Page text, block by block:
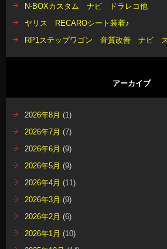
N-BOXカスタム ナビ ドラレコ他
ヤリス RECAROシート装着♪
RP1ステップワゴン 音質改善 ナビ ス
アーカイブ
2026年8月 (1)
2026年7月 (7)
2026年6月 (9)
2026年5月 (9)
2026年4月 (11)
2026年3月 (9)
2026年2月 (6)
2026年1月 (10)